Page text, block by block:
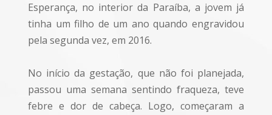
Esperança, no interior da Paraíba, a jovem já
tinha um filho de um ano quando engravidou
pela segunda vez, em 2016.
No início da gestação, que não foi planejada,
passou uma semana sentindo fraqueza, teve
febre e dor de cabeça. Logo, começaram a